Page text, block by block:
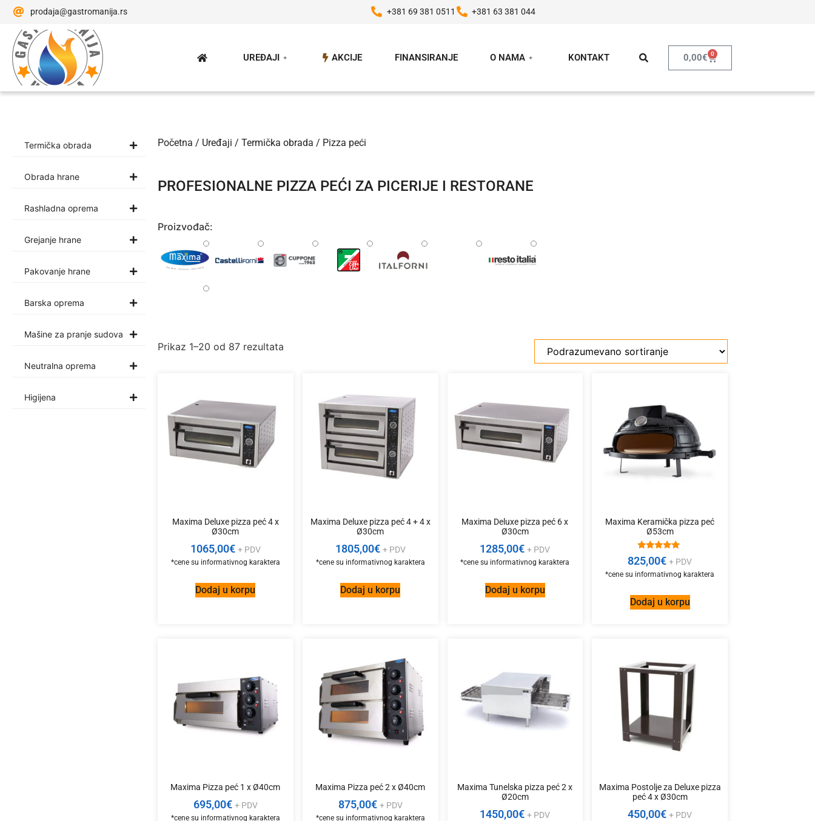
prodaja@gastromanija.rs +381 69 381 0511 +381 63 381 044
UREĐAJI AKCIJE FINANSIRANJE O NAMA KONTAKT 0,00€ 0
Termička obrada
Obrada hrane
Rashladna oprema
Grejanje hrane
Pakovanje hrane
Barska oprema
Mašine za pranje sudova
Neutralna oprema
Higijena
Početna / Uređaji / Termička obrada / Pizza peći
PROFESIONALNE PIZZA PEĆI ZA PICERIJE I RESTORANE
Proizvođač:
Prikaz 1–20 od 87 rezultata
Maxima Deluxe pizza peć 4 x
Ø30cm
1065,00€ + PDV
Dodaj u korpu
Maxima Deluxe pizza peć 4 + 4 x
Ø30cm
1805,00€ + PDV
Dodaj u korpu
Maxima Deluxe pizza peć 6 x
Ø30cm
1285,00€ + PDV
Dodaj u korpu
Maxima Keramička pizza peć
Ø53cm
Ocenjeno
sa
5.00
od 5
825,00€ + PDV
Dodaj u korpu
Maxima Pizza peć 1 x Ø40cm
695,00€ + PDV
Maxima Pizza peć 2 x Ø40cm
875,00€ + PDV
Maxima Tunelska pizza peć 2 x
Ø20cm
1450,00€ + PDV
Maxima Postolje za Deluxe pizza
peć 4 x Ø30cm
450,00€ + PDV